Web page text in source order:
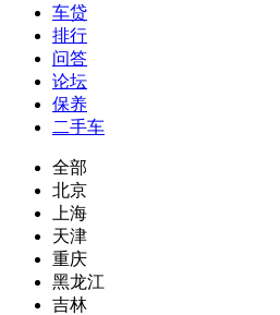
车贷
排行
问答
论坛
保养
二手车
全部
北京
上海
天津
重庆
黑龙江
吉林